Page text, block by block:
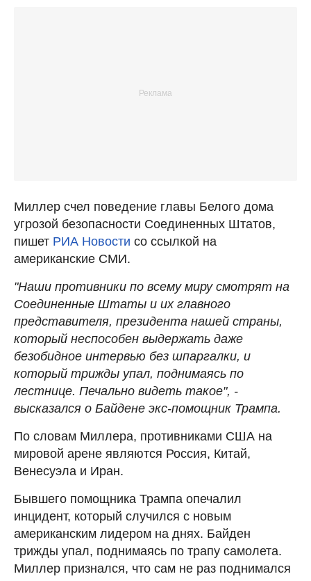
Миллер счел поведение главы Белого дома
угрозой безопасности Соединенных Штатов,
пишет РИА Новости со ссылкой на
американские СМИ.
"Наши противники по всему миру смотрят на
Соединенные Штаты и их главного
представителя, президента нашей страны,
который неспособен выдержать даже
безобидное интервью без шпаргалки, и
который трижды упал, поднимаясь по
лестнице. Печально видеть такое", -
высказался о Байдене экс-помощник Трампа.
По словам Миллера, противниками США на
мировой арене являются Россия, Китай,
Венесуэла и Иран.
Бывшего помощника Трампа опечалил
инцидент, который случился с новым
американским лидером на днях. Байден
трижды упал, поднимаясь по трапу самолета.
Миллер признался, что сам не раз поднимался